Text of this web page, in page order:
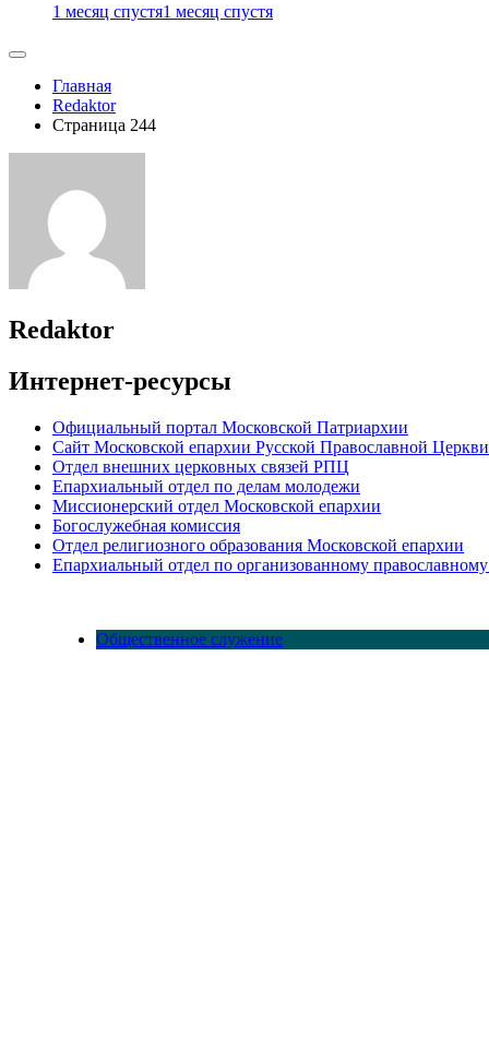
1 месяц спустя1 месяц спустя
Главная
Redaktor
Страница 244
Redaktor
Интернет-ресурсы
Официальный портал Московской Патриархии
Сайт Московской епархии Русской Православной Церкви
Отдел внешних церковных связей РПЦ
Епархиальный отдел по делам молодежи
Миссионерский отдел Московской епархии
Богослужебная комиссия
Отдел религиозного образования Московской епархии
Епархиальный отдел по организованному
Общественное служение